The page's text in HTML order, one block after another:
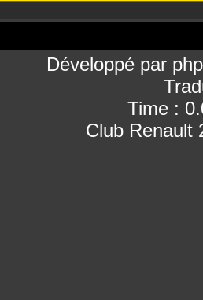
Développé par
Time :
Club Renault